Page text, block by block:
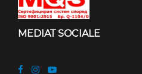
MEDIAT SOCIALE